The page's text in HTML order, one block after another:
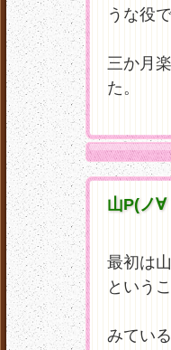
うな役
三か月
た。
山P(ノ∀
最初は
という
みてい